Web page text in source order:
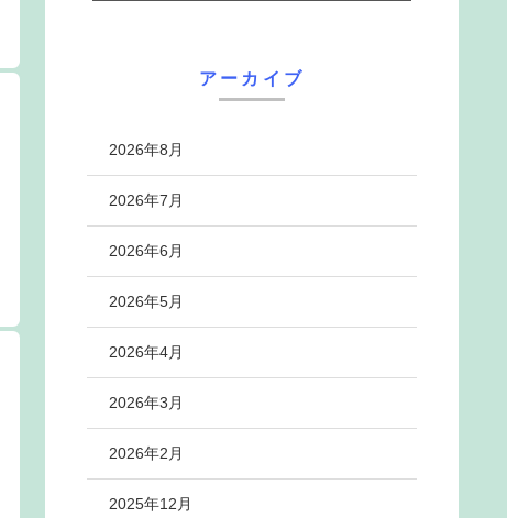
アーカイブ
2026年8月
2026年7月
2026年6月
2026年5月
2026年4月
2026年3月
2026年2月
2025年12月